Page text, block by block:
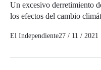
Un excesivo derretimiento
los efectos del cambio
El Independiente27 / 11 / 2021